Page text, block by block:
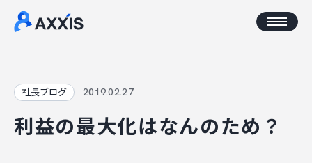
CORPORATE
社長ブログ 2019.02.27
利益の最大化はなんのため？